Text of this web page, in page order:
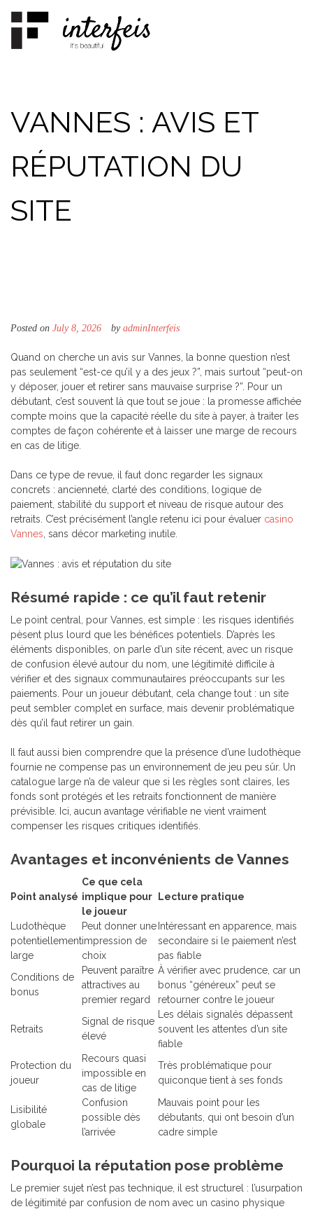
content
VANNES : AVIS ET
RÉPUTATION DU
SITE
Posted on July 8, 2026 by adminInterfeis
Quand on cherche un avis sur Vannes, la bonne question n’est
pas seulement “est-ce qu’il y a des jeux ?”, mais surtout “peut-on
y déposer, jouer et retirer sans mauvaise surprise ?”. Pour un
débutant, c’est souvent là que tout se joue : la promesse affichée
compte moins que la capacité réelle du site à payer, à traiter les
comptes de façon cohérente et à laisser une marge de recours
en cas de litige.
Dans ce type de revue, il faut donc regarder les signaux
concrets : ancienneté, clarté des conditions, logique de
paiement, stabilité du support et niveau de risque autour des
retraits. C’est précisément l’angle retenu ici pour évaluer casino
Vannes , sans décor marketing inutile.
Résumé rapide : ce qu’il faut retenir
Le point central, pour Vannes, est simple : les risques identifiés
pèsent plus lourd que les bénéfices potentiels. D’après les
éléments disponibles, on parle d’un site récent, avec un risque
de confusion élevé autour du nom, une légitimité difficile à
vérifier et des signaux communautaires préoccupants sur les
paiements. Pour un joueur débutant, cela change tout : un site
peut sembler complet en surface, mais devenir problématique
dès qu’il faut retirer un gain.
Il faut aussi bien comprendre que la présence d’une ludothèque
fournie ne compense pas un environnement de jeu peu sûr. Un
catalogue large n’a de valeur que si les règles sont claires, les
fonds sont protégés et les retraits fonctionnent de manière
prévisible. Ici, aucun avantage vérifiable ne vient vraiment
compenser les risques critiques identifiés.
Avantages et inconvénients de Vannes
Point analysé
Ce que cela
implique pour
le joueur
Lecture pratique
Ludothèque
potentiellement
large
Peut donner une
impression de
choix
Intéressant en apparence, mais
secondaire si le paiement n’est
pas fiable
Conditions de
bonus
Peuvent paraître
attractives au
premier regard
À vérifier avec prudence, car un
bonus “généreux” peut se
retourner contre le joueur
Retraits
Signal de risque
élevé
Les délais signalés dépassent
souvent les attentes d’un site
fiable
Protection du
joueur
Recours quasi
impossible en
cas de litige
Très problématique pour
quiconque tient à ses fonds
Lisibilité
globale
Confusion
possible dès
l’arrivée
Mauvais point pour les
débutants, qui ont besoin d’un
cadre simple
Pourquoi la réputation pose problème
Le premier sujet n’est pas technique, il est structurel : l’usurpation
de légitimité par confusion de nom avec un casino physique